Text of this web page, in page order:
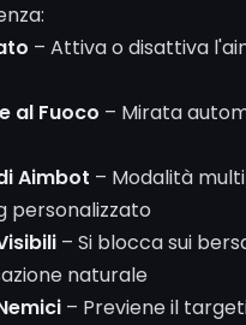
– Attiva o disattiva
al Fuoco – Mirata
Aimbot – Modalità
personalizzato
– Si blocca sui
naturale
– Previene il